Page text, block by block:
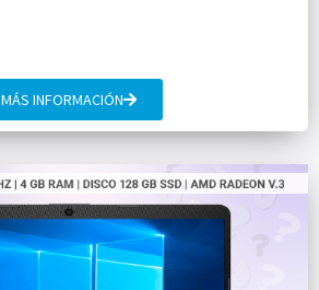
MÁS INFORMACIÓN